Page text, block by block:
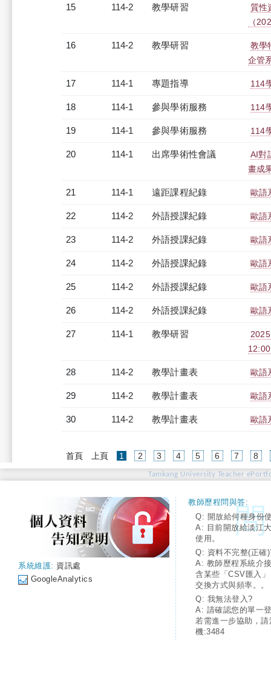
15 114-2 教學研習
質性
（
16 114-2 教學研習
教學
企管
17 114-1 專題指導 114
18 114-1 參與學術服務 114
19 114-1 參與學術服務 114
20 114-1 出席學術性會議
AI對
畫成
21 114-1 遠距課程紀錄 歐語
22 114-2 外語授課紀錄 歐語
23 114-2 外語授課紀錄 歐語
24 114-2 外語授課紀錄 歐語
25 114-2 外語授課紀錄 歐語
26 114-2 外語授課紀錄 歐語
27 114-1 教學研習
28 114-2 教學計畫表 歐語
29 114-2 教學計畫表 歐語
30 114-2 教學計畫表 歐語
首頁 上頁 1 (current)
2 3 4 5 6 7 8
Tamkang University Teacher
系統維護: 資訊處
GoogleAnalytics
教師歷程問與答:
Q: 開放給何種身份
A: 目前開放給淡江
使用。
Q: 資料不完整(正確
A: 教師歷程系統介
含某些「CSV匯入
交換方式與頻率。。
Q: 我無法登入?
A: 請確認您的單一
若需進一步協助，
機:3484